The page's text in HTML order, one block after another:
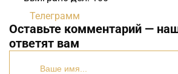
Телеграмм
Оставьте комментарий —
ответят вам